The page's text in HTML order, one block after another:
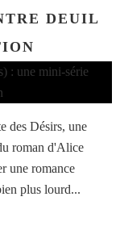
DEUIL
des Désirs, une
roman d'Alice
une romance
plus lourd...